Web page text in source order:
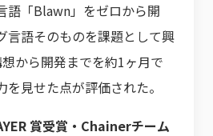
語「Blawn」をゼロから開
言語そのものを課題として興
から開発までを約1ヶ月で
見せた点が評価された。
賞受賞・Chainerチーム